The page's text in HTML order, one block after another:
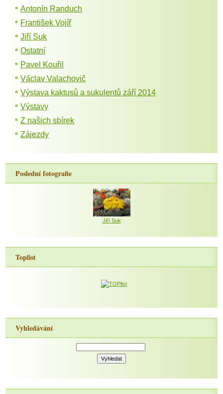
Antonín Randuch
František Vojíř
Jiří Suk
Ostatní
Pavel Kouřil
Václav Valachovič
Výstava kaktusů a sukulentů září 2014
Výstavy
Z našich sbírek
Zájezdy
Poslední fotografie
Jiří Suk
Toplist
Vyhledávání